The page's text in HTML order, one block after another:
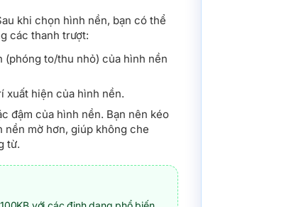
khi chọn hình nền, bạn có thể
các thanh trượt:
to/thu nhỏ) của hình nền
xuất hiện của hình nền.
đậm của hình nền. Bạn nên kéo
mờ hơn, giúp không che
từ.